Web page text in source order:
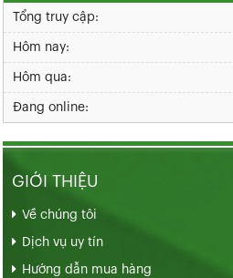
Tổng truy cập:
Hôm nay:
Hôm qua:
Đang online:
GIỚI THIỆU
Về chúng tôi
Dịch vụ uy tín
Hướng dẫn mua hàng